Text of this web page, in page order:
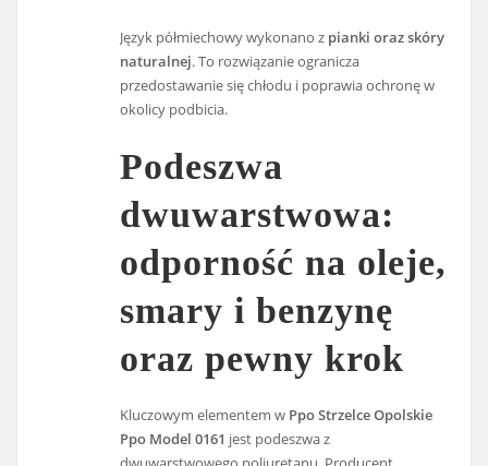
Język półmiechowy wykonano z pianki oraz skóry
naturalnej. To rozwiązanie ogranicza
przedostawanie się chłodu i poprawia ochronę w
okolicy podbicia.
Podeszwa
dwuwarstwowa:
odporność na oleje,
smary i benzynę
oraz pewny krok
Kluczowym elementem w Ppo Strzelce Opolskie
Ppo Model 0161 jest podeszwa z